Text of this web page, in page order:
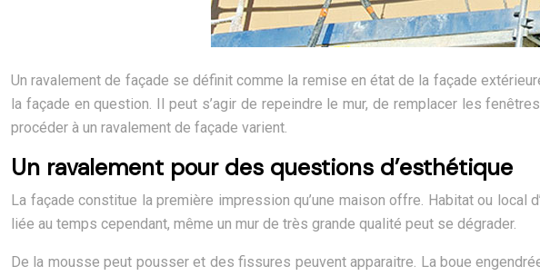
Un ravalement de façade se définit comme la remise en état de la façade
la façade en question. Il peut s’agir de repeindre le mur, de remplacer les
procéder à un ravalement de façade varient.
Un ravalement pour des questions d’esthétique
La façade constitue la première impression qu’une maison offre. Habitat ou local
liée au temps cependant, même un mur de très grande qualité peut se dégrader.
De la mousse peut pousser et des fissures peuvent apparaitre. La boue